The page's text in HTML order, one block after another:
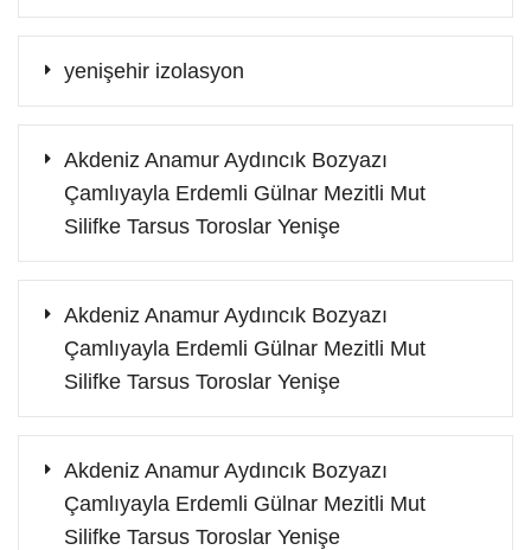
yenişehir izolasyon
Akdeniz Anamur Aydıncık Bozyazı
Çamlıyayla Erdemli Gülnar Mezitli Mut
Silifke Tarsus Toroslar Yenişe
Akdeniz Anamur Aydıncık Bozyazı
Çamlıyayla Erdemli Gülnar Mezitli Mut
Silifke Tarsus Toroslar Yenişe
Akdeniz Anamur Aydıncık Bozyazı
Çamlıyayla Erdemli Gülnar Mezitli Mut
Silifke Tarsus Toroslar Yenişe